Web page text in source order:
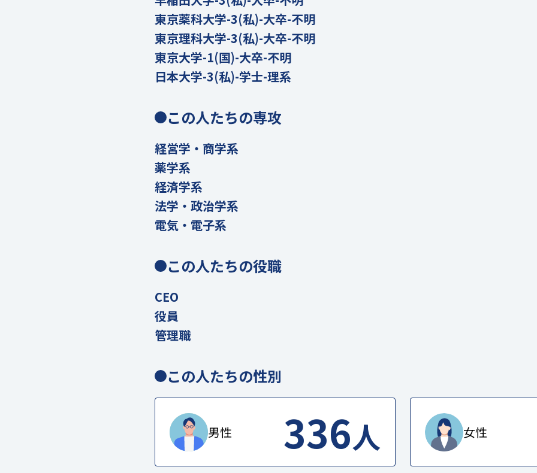
東京薬科大学-3(私)-大卒-不明
東京理科大学-3(私)-大卒-不明
東京大学-1(国)-大卒-不明
日本大学-3(私)-学士-理系
この人たちの専攻
経営学・商学系
薬学系
経済学系
法学・政治学系
電気・電子系
この人たちの役職
CEO
役員
管理職
この人たちの性別
男性 336人 女性